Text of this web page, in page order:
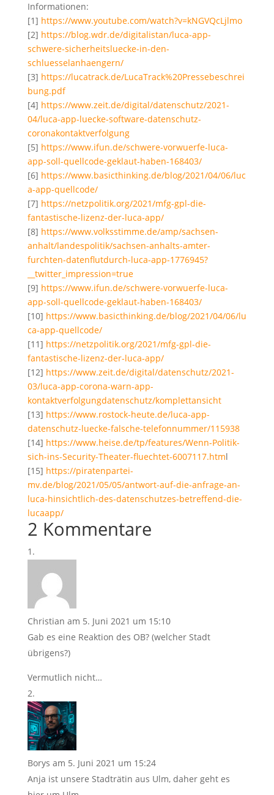
Informationen:
[1] https://www.youtube.com/watch?v=kNGVQcLjlmo
[2] https://blog.wdr.de/digitalistan/luca-app-
schwere-sicherheitsluecke-in-den-
schluesselanhaengern/
[3] https://lucatrack.de/LucaTrack%20Pressebeschrei
bung.pdf
[4] https://www.zeit.de/digital/datenschutz/2021-
04/luca-app-luecke-software-datenschutz-
coronakontaktverfolgung
[5] https://www.ifun.de/schwere-vorwuerfe-luca-
app-soll-quellcode-geklaut-haben-168403/
[6] https://www.basicthinking.de/blog/2021/04/06/luc
a-app-quellcode/
[7] https://netzpolitik.org/2021/mfg-gpl-die-
fantastische-lizenz-der-luca-app/
[8] https://www.volksstimme.de/amp/sachsen-
anhalt/landespolitik/sachsen-anhalts-amter-
furchten-datenflutdurch-luca-app-1776945?
__twitter_impression=true
[9] https://www.ifun.de/schwere-vorwuerfe-luca-
app-soll-quellcode-geklaut-haben-168403/
[10] https://www.basicthinking.de/blog/2021/04/06/lu
ca-app-quellcode/
[11] https://netzpolitik.org/2021/mfg-gpl-die-
fantastische-lizenz-der-luca-app/
[12] https://www.zeit.de/digital/datenschutz/2021-
03/luca-app-corona-warn-app-
kontaktverfolgungdatenschutz/komplettansicht
[13] https://www.rostock-heute.de/luca-app-
datenschutz-luecke-falsche-telefonnummer/115938
[14] https://www.heise.de/tp/features/Wenn-Politik-
sich-ins-Security-Theater-fluechtet-6007117.html
[15] https://piratenpartei-
mv.de/blog/2021/05/05/antwort-auf-die-anfrage-an-
luca-hinsichtlich-des-datenschutzes-betreffend-die-
lucaapp/
2 Kommentare
Christian am 5. Juni 2021 um 15:10
Gab es eine Reaktion des OB? (welcher Stadt
übrigens?)
Vermutlich nicht…
Borys am 5. Juni 2021 um 15:24
Anja ist unsere Stadträtin aus Ulm, daher geht es